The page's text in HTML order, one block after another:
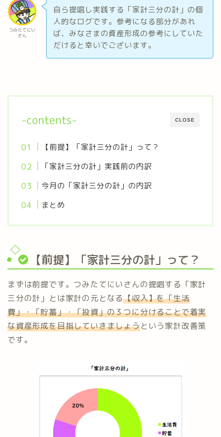
つみたてにい
さん
自ら提唱し実践する「家計三分の計」の個
人的なログです。参考になる部分があれ
ば、みなさまの資産形成の参考にしていた
だけると幸いでございます。
CLOSE
-contents-
【前提】「家計三分の計」って？
「家計三分の計」実践前の内訳
今月の「家計三分の計」の内訳
まとめ
【前提】「家計三分の計」って？
まずは前提です。つみたてにいさんの提唱する「家計
三分の計」とは家計の元となる【収入】を「生活
費」・「貯蓄」・「投資」の３つに分けることで着実
な資産形成を目指していきましょうという家計改善策
です。